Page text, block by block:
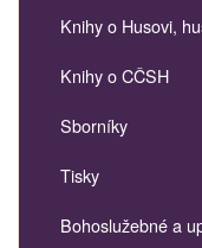
Knihy o Husovi,
Knihy o CČSH
Sborníky
Tisky
Bohoslužebné a